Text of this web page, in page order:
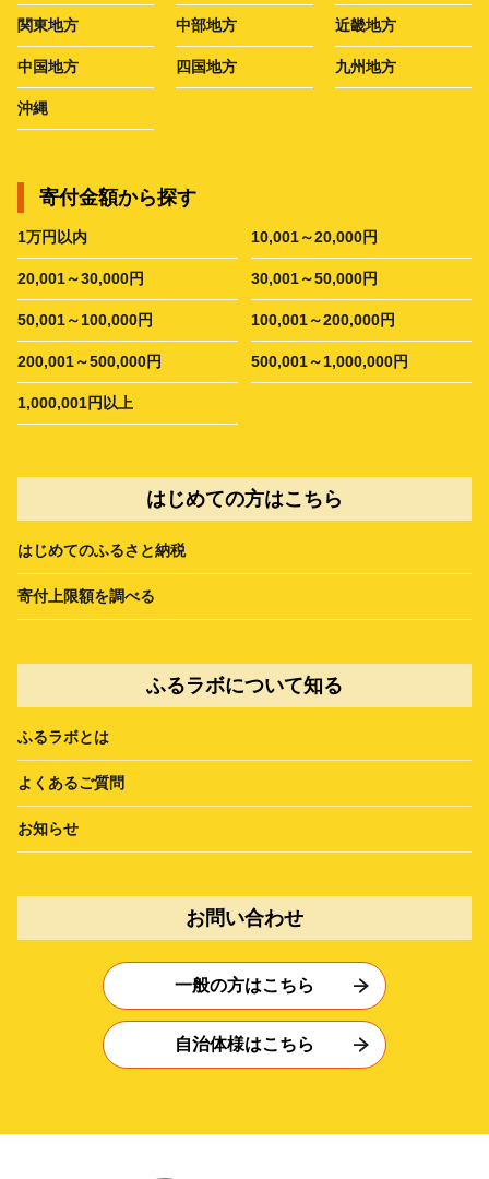
関東地方 中部地方 近畿地方
中国地方 四国地方 九州地方
沖縄
寄付金額から探す
1万円以内 10,001～20,000円
20,001～30,000円 30,001～50,000円
50,001～100,000円 100,001～200,000円
200,001～500,000円 500,001～1,000,000円
1,000,001円以上
はじめての方はこちら
はじめてのふるさと納税
寄付上限額を調べる
ふるラボについて知る
ふるラボとは
よくあるご質問
お知らせ
お問い合わせ
一般の方はこちら
自治体様はこちら